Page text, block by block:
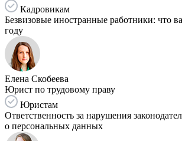
Кадровикам
Безвизовые иностранные работники: что
году
Елена Скобеева
Юрист по трудовому праву
Юристам
Ответственность за нарушения
о персональных данных